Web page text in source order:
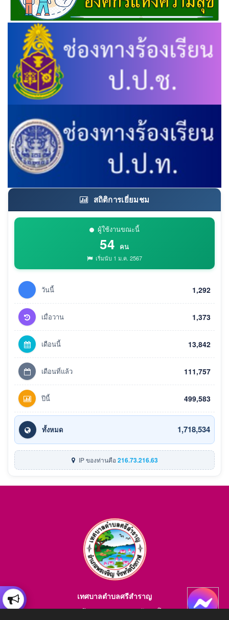
สถิติการเยี่ยมชม
ผู้ใช้งานขณะนี้
54 คน
เริ่มนับ 1 ม.ค. 2567
วันนี้ 1,292
เมื่อวาน 1,373
เดือนนี้ 13,842
เดือนที่แล้ว 111,757
ปีนี้ 499,583
ทั้งหมด 1,718,534
IP ของท่านคือ216.73.216.63
เทศบาลตำบลศรีสำราญ